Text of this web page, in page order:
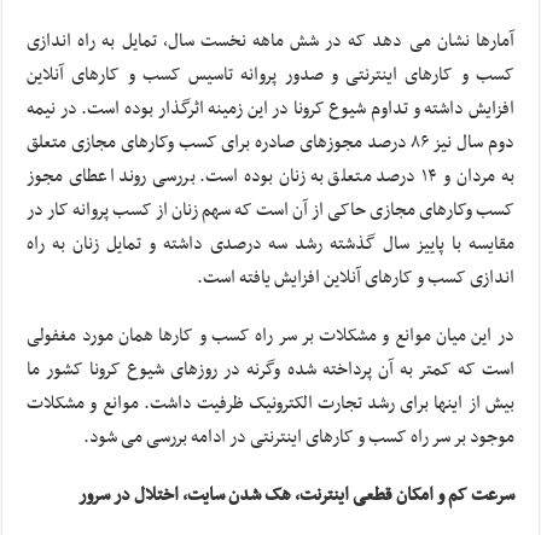
آمارها نشان می دهد که در شش ماهه نخست سال، تمایل به راه اندازی
کسب و کارهای اینترنتی و صدور پروانه تاسیس کسب و کارهای آنلاین
افزایش داشته و تداوم شیوع کرونا در این زمینه اثرگذار بوده است. در نیمه
دوم سال نیز ۸۶ درصد مجوزهای صادره برای کسب وکارهای مجازی متعلق
به مردان و ۱۴ درصد متعلق به زنان بوده است. بررسی روند اعطای مجوز
کسب وکارهای مجازی حاکی از آن است که سهم زنان از کسب پروانه کار در
مقایسه با پاییز سال گذشته رشد سه درصدی داشته و تمایل زنان به راه
اندازی کسب و کارهای آنلاین افزایش یافته است.
در این میان موانع و مشکلات بر سر راه کسب و کارها همان مورد مغفولی
است که کمتر به آن پرداخته شده وگرنه در روزهای شیوع کرونا کشور ما
بیش از اینها برای رشد تجارت الکترونیک ظرفیت داشت. موانع و مشکلات
موجود بر سر راه کسب و کارهای اینترنتی در ادامه بررسی می شود.
سرعت کم و امکان قطعی اینترنت، هک شدن سایت، اختلال در سرور